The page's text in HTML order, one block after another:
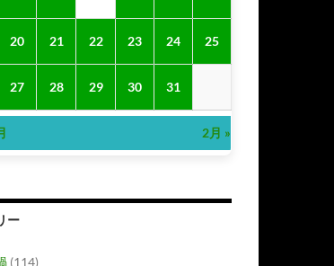
20 21 22 23 24 25
27 28 29 30 31
2月 »
ー
(114)